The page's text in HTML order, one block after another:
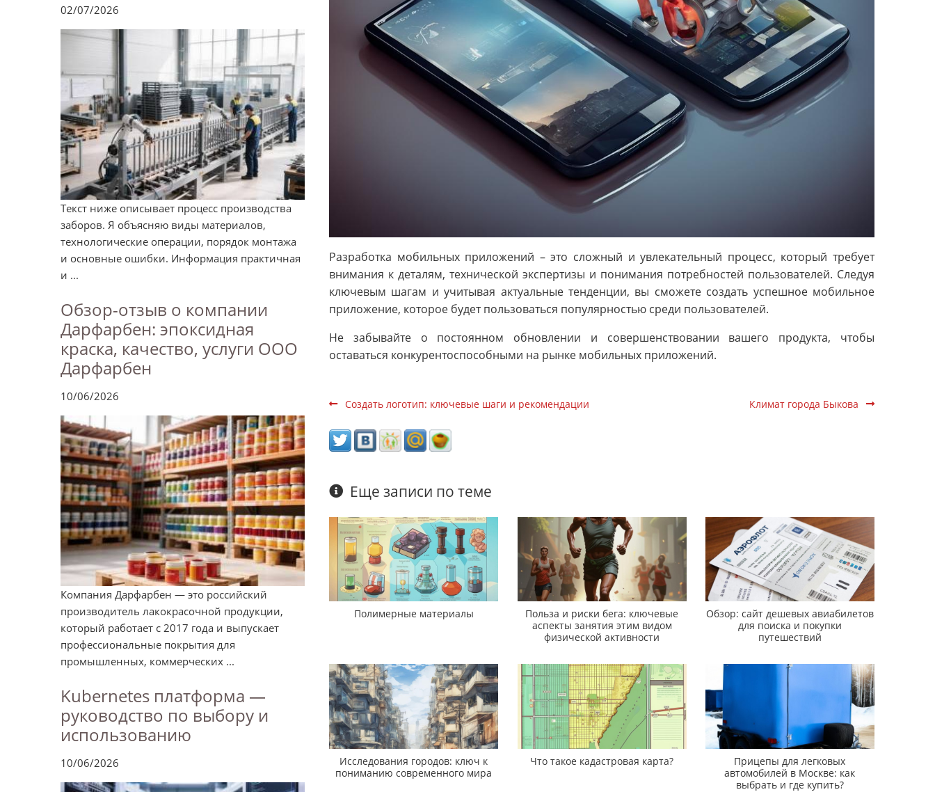
02/07/2026
Текст ниже описывает процесс производства
заборов. Я объясняю виды материалов,
технологические операции, порядок монтажа
и основные ошибки. Информация практичная
и ...
Обзор-отзыв о компании
Дарфарбен: эпоксидная
краска, качество, услуги ООО
Дарфарбен
10/06/2026
Компания Дарфарбен — это российский
производитель лакокрасочной продукции,
который работает с 2017 года и выпускает
профессиональные покрытия для
промышленных, коммерческих ...
Kubernetes платформа —
руководство по выбору и
использованию
10/06/2026
Разработка мобильных приложений – это сложный и увлекательный процесс, который требует
внимания к деталям, технической экспертизы и понимания потребностей пользователей. Следуя
ключевым шагам и учитывая актуальные тенденции, вы сможете создать успешное мобильное
приложение, которое будет пользоваться популярностью среди пользователей.
Не забывайте о постоянном обновлении и совершенствовании вашего продукта, чтобы
оставаться конкурентоспособными на рынке мобильных приложений.
Создать логотип: ключевые шаги и рекомендации Климат города Быкова
Еще записи по теме
Полимерные материалы
Польза и риски бега: ключевые
аспекты занятия этим видом
физической активности
Обзор: сайт дешевых авиабилетов
для поиска и покупки
путешествий
Исследования городов: ключ к
пониманию современного мира
Что такое кадастровая карта?
Прицепы для легковых
автомобилей в Москве: как
выбрать и где купить?